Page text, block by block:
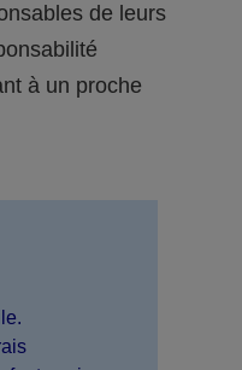
de leurs
à un proche